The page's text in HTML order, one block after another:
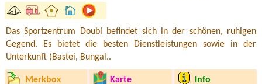
Das Sportzentrum Doubí befindet sich in der schönen, ruhigen
Gegend. Es bietet die besten Dienstleistungen sowie in der
Unterkunft (Bastei, Bungal..
Merkbox Karte Info